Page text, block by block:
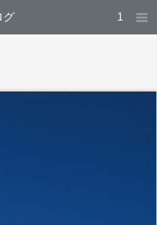
グ 1